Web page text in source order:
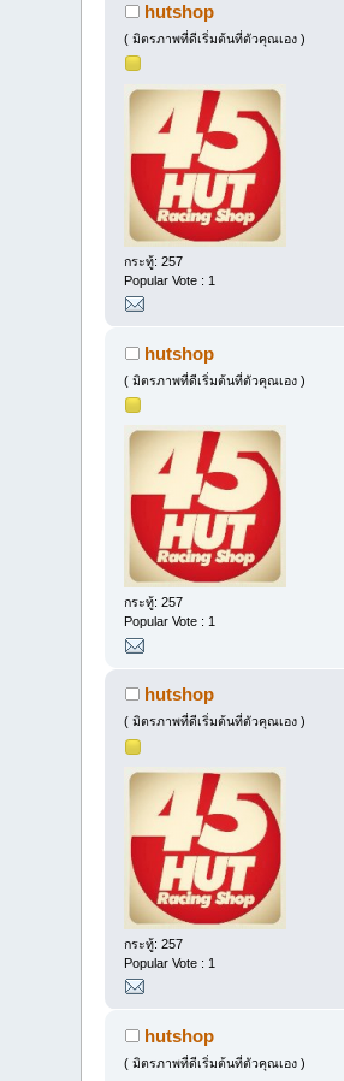
hutshop
( มิตรภาพที่ดีเริ่มต้นที่ตัวคุณเอง )
กระทู้: 257
Popular Vote : 1
hutshop
( มิตรภาพที่ดีเริ่มต้นที่ตัวคุณเอง )
กระทู้: 257
Popular Vote : 1
hutshop
( มิตรภาพที่ดีเริ่มต้นที่ตัวคุณเอง )
กระทู้: 257
Popular Vote : 1
hutshop
( มิตรภาพที่ดีเริ่มต้นที่ตัวคุณเอง )